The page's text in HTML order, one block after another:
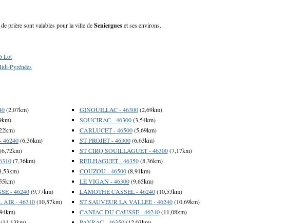
prière sont valables pour la ville deSeniergueset ses environs.
Lot
Pyrénées
(2,07km)
46240(6,36km)
(6,72km)
(7,36km)
- 46240(9,77km)
AIR - 46310(10,57km)
GINOUILLAC - 46300(2,69km)
SOUCIRAC - 46300(3,54km)
CARLUCET - 46500(5,69km)
ST PROJET - 46300(6,63km)
ST CIRQ SOUILLAGUET - 46300(7,17km)
REILHAGUET - 46350(8,36km)
COUZOU - 46500(8,91km)
LE VIGAN - 46300(9,65km)
LAMOTHE CASSEL - 46240(10,53km)
ST SAUVEUR LA VALLEE - 46240(10,69km)
CANIAC DU CAUSSE - 46240(11,08km)